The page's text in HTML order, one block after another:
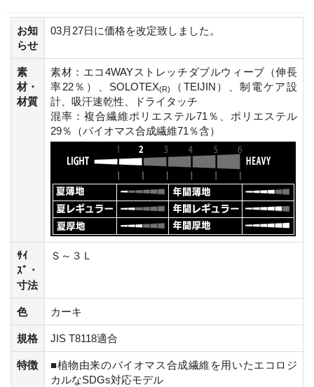
お知
らせ
03月27日に価格を改定致しました。
素
材・
材質
素材：エコ4WAYストレッチダブルウィーブ（伸長
率22％）、SOLOTEX(R)
（TEIJIN）、制電ケア設
計、吸汗速乾性、ドライタッチ
混率：複合繊維ポリエステル71％、ポリエステル
29％（バイオマス合成繊維71％含）
ｻｲ
ｽﾞ・
寸法
Ｓ～３Ｌ
色 カーキ
規格 JIS T8118適合
特徴
■植物由来のバイオマス合成繊維を用いたエコロジ
カルなSDGs対応モデル